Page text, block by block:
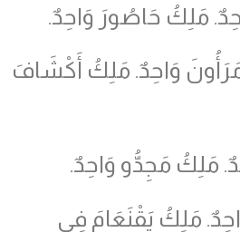
مَلِكُ حَاصُورَ وَاحِدٌ.
وَاحِدٌ. مَلِكُ أَكْشَافَ
مَلِكُ مَجِدُّو وَاحِدٌ.
مَلِكُ يَقْنَعَامَ فِي